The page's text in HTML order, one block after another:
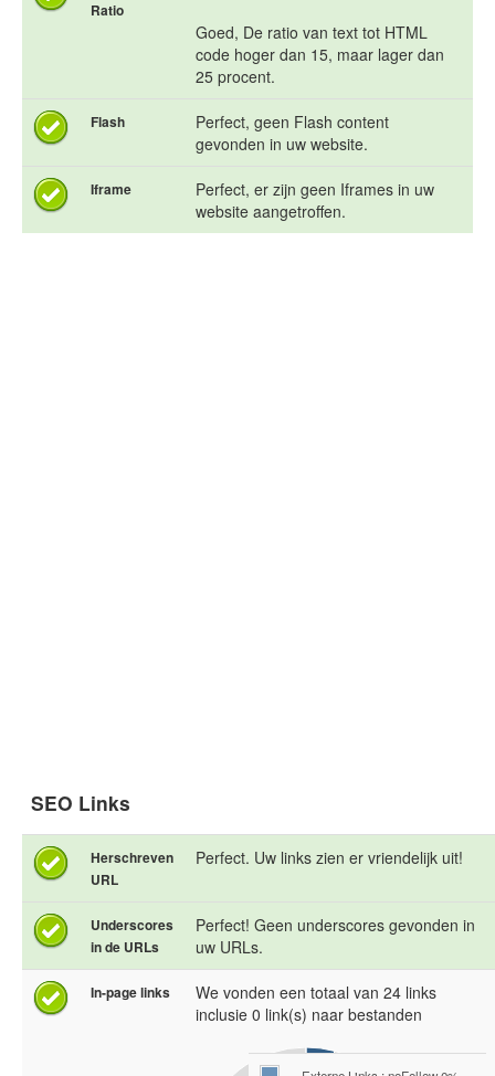
Ratio
Goed, De ratio van text tot HTML
code hoger dan 15, maar lager dan
25 procent.
Flash
Perfect, geen Flash content
gevonden in uw website.
Iframe
Perfect, er zijn geen Iframes in uw
website aangetroffen.
SEO Links
Herschreven
URL
Perfect. Uw links zien er vriendelijk uit!
Underscores
in de URLs
Perfect! Geen underscores gevonden in
uw URLs.
In-page links
We vonden een totaal van 24 links
inclusie 0 link(s) naar bestanden